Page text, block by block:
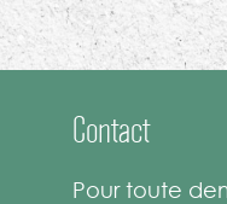
Contact
Pour toute